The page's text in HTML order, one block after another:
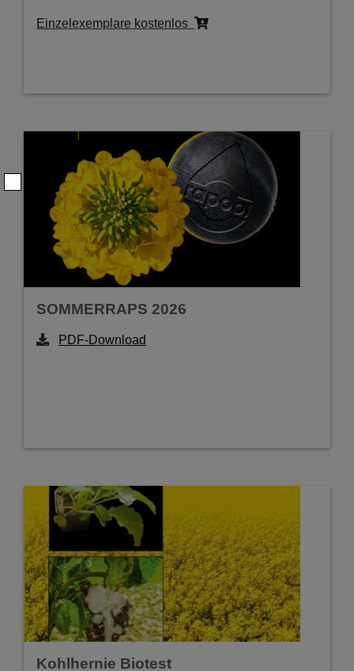
Einzelexemplare kostenlos
SOMMERRAPS 2026
PDF-Download
Kohlhernie Biotest